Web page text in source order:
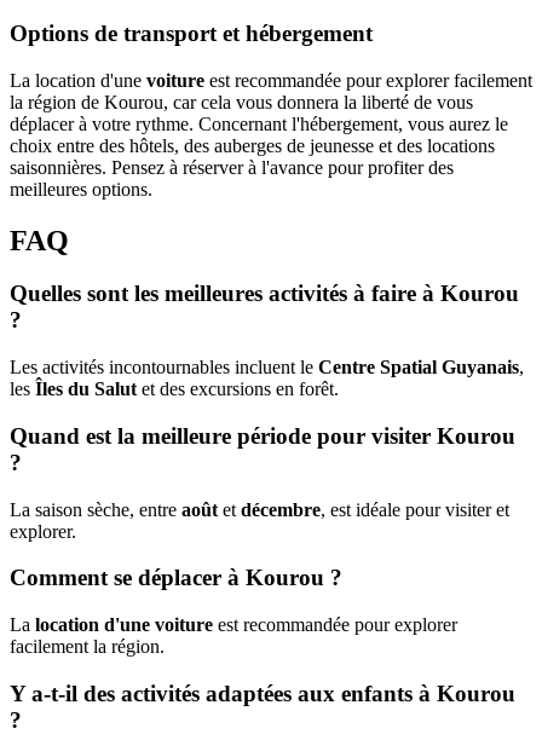
Options de transport et hébergement
La location d'une voiture est recommandée pour explorer facilement
la région de Kourou, car cela vous donnera la liberté de vous
déplacer à votre rythme. Concernant l'hébergement, vous aurez le
choix entre des hôtels, des auberges de jeunesse et des locations
saisonnières. Pensez à réserver à l'avance pour profiter des
meilleures options.
FAQ
Quelles sont les meilleures activités à faire à Kourou
?
Les activités incontournables incluent le Centre Spatial Guyanais,
les Îles du Salut et des excursions en forêt.
Quand est la meilleure période pour visiter Kourou
?
La saison sèche, entre août et décembre, est idéale pour visiter et
explorer.
Comment se déplacer à Kourou ?
La location d'une voiture est recommandée pour explorer
facilement la région.
Y a-t-il des activités adaptées aux enfants à Kourou
?